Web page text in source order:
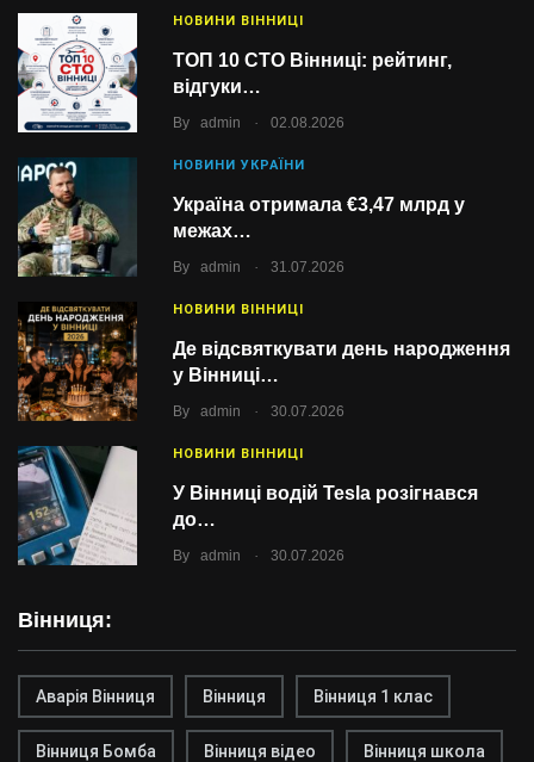
НОВИНИ ВІННИЦІ
ТОП 10 СТО Вінниці: рейтинг,
відгуки…
By admin . 02.08.2026
НОВИНИ УКРАЇНИ
Україна отримала €3,47 млрд у
межах…
By admin . 31.07.2026
НОВИНИ ВІННИЦІ
Де відсвяткувати день народження
у Вінниці…
By admin . 30.07.2026
НОВИНИ ВІННИЦІ
У Вінниці водій Tesla розігнався
до…
By admin . 30.07.2026
Вінниця:
Аварія Вінниця Вінниця Вінниця 1 клас
Вінниця Бомба Вінниця відео Вінниця школа